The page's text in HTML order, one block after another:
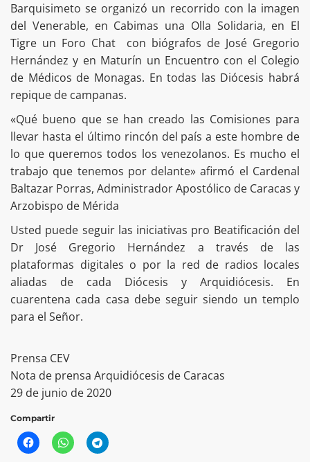
Barquisimeto se organizó un recorrido con la imagen
del Venerable, en Cabimas una Olla Solidaria, en El
Tigre un Foro Chat con biógrafos de José Gregorio
Hernández y en Maturín un Encuentro con el Colegio
de Médicos de Monagas. En todas las Diócesis habrá
repique de campanas.
«Qué bueno que se han creado las Comisiones para
llevar hasta el último rincón del país a este hombre de
lo que queremos todos los venezolanos. Es mucho el
trabajo que tenemos por delante» afirmó el Cardenal
Baltazar Porras, Administrador Apostólico de Caracas y
Arzobispo de Mérida
Usted puede seguir las iniciativas pro Beatificación del
Dr José Gregorio Hernández a través de las
plataformas digitales o por la red de radios locales
aliadas de cada Diócesis y Arquidiócesis. En
cuarentena cada casa debe seguir siendo un templo
para el Señor.
Prensa CEV
Nota de prensa Arquidiócesis de Caracas
29 de junio de 2020
Compartir